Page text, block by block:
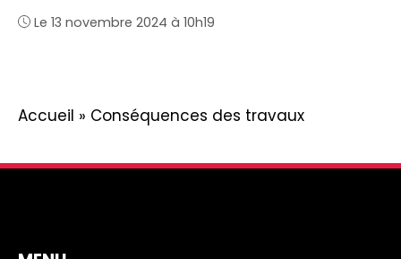
Le 13 novembre 2024 à 10h19
Accueil » Conséquences des travaux